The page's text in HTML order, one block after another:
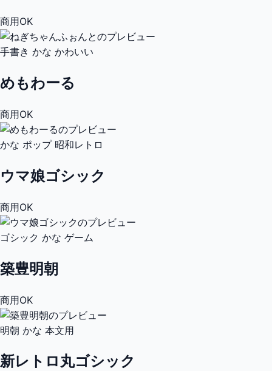
商用OK
手書き かな かわいい
めもわーる
商用OK
かな ポップ 昭和レトロ
ウマ娘ゴシック
商用OK
ゴシック かな ゲーム
築豊明朝
商用OK
明朝 かな 本文用
新レトロ丸ゴシック